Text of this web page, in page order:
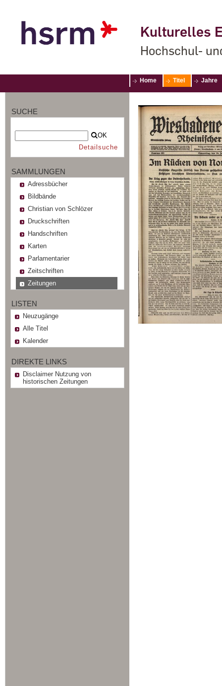
Kulturelles
Hochschul-
Home Titel Jahre
SUCHE
OK
Detailsuche
SAMMLUNGEN
Adressbücher
Bildbände
Christian von Schlözer
Druckschriften
Handschriften
Karten
Parlamentarier
Zeitschriften
Zeitungen
LISTEN
Neuzugänge
Alle Titel
Kalender
DIREKTE LINKS
Disclaimer Nutzung von
historischen Zeitungen